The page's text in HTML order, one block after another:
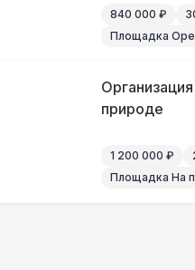
840 000 ₽
Площадка
природе
1 200 000 ₽
Площадка На